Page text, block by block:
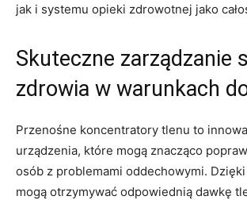
jak i systemu opieki zdrowotnej ​jako
Skuteczne‍ zarządzanie
⁤zdrowia ⁣w warunkach‌
Przenośne‍ koncentratory tlenu to
urządzenia, które mogą⁢ znacząco
osób z problemami oddechowymi.
mogą ⁤otrzymywać odpowiednią dawkę​